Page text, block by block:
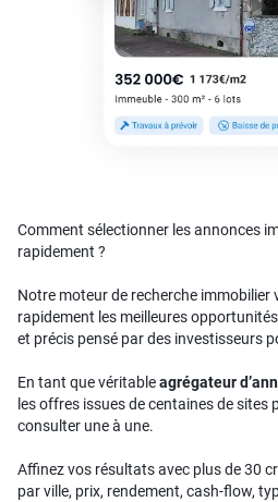
Comment sélectionner les annonces
rapidement ?
Notre moteur de recherche immobilier
rapidement les meilleures
et précis pensé par des investisseurs
En tant que véritableagrégateur
les offres issues de centaines de sites
consulter une à une.
Affinez vos résultats avec plus de 30
par ville, prix, rendement, cash-flow,